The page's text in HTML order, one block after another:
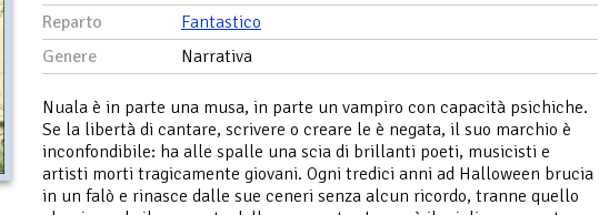
Reparto
Fantastico
Genere
Narrativa
Nuala è in parte una musa, in parte un vampiro con capacità psichiche.
Se la libertà di cantare, scrivere o creare le è negata, il suo marchio è
inconfondibile: ha alle spalle una scia di brillanti poeti, musicisti e
artisti morti tragicamente giovani. Ogni tredici anni ad Halloween brucia
in un falò e rinasce dalle sue ceneri senza alcun ricordo, tranne quello